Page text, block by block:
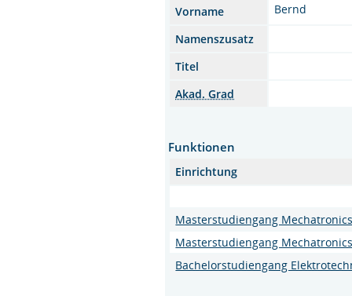
Vorname
Bernd
Namenszusatz
Titel
Akad. Grad
Funktionen
Einrichtung
Masterstudiengang
Masterstudiengang
Bachelorstudiengang